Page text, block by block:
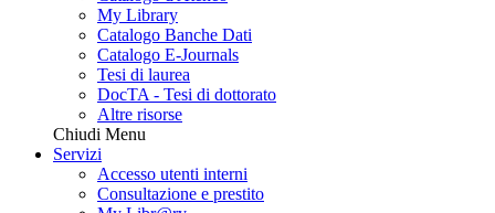
My Library
Catalogo Banche Dati
Catalogo E-Journals
Tesi di laurea
DocTA - Tesi di dottorato
Altre risorse
Chiudi Menu
Servizi
Accesso utenti interni
Consultazione e prestito